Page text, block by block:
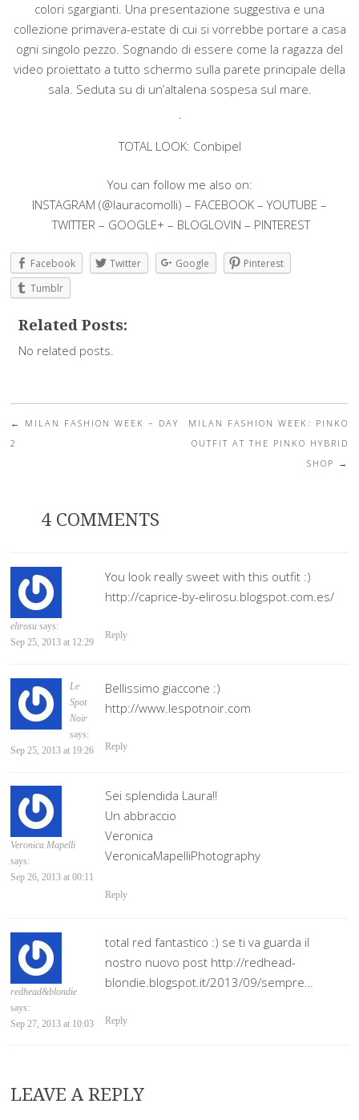
colori sgargianti. Una presentazione suggestiva e una
collezione primavera-estate di cui si vorrebbe portare a casa
ogni singolo pezzo. Sognando di essere come la ragazza del
video proiettato a tutto schermo sulla parete principale della
sala. Seduta su di un’altalena sospesa sul mare.
TOTAL LOOK: Conbipel
You can follow me also on:
INSTAGRAM (@lauracomolli) – FACEBOOK – YOUTUBE –
TWITTER – GOOGLE+ – BLOGLOVIN – PINTEREST
Facebook Twitter Google
Pinterest
Tumblr
Related Posts:
No related posts.
Post navigation
←
MILAN FASHION WEEK – DAY
2
MILAN FASHION WEEK: PINKO
OUTFIT AT THE PINKO HYBRID
SHOP →
4 COMMENTS
elirosu says:
Sep 25, 2013 at 12:29
You look really sweet with this outfit :)
http://caprice-by-elirosu.blogspot.com.es/
Reply
Le
Spot
Noir
says:
Sep 25, 2013 at 19:26
Bellissimo giaccone :)
http://www.lespotnoir.com
Reply
Veronica Mapelli
says:
Sep 26, 2013 at 00:11
Sei splendida Laura!!
Un abbraccio
Veronica
VeronicaMapelliPhotography
Reply
redhead&blondie
says:
Sep 27, 2013 at 10:03
total red fantastico :) se ti va guarda il
nostro nuovo post http://redhead-
blondie.blogspot.it/2013/09/sempre…
Reply
LEAVE A REPLY